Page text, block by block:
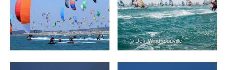
– © Defi_Wind_Souville